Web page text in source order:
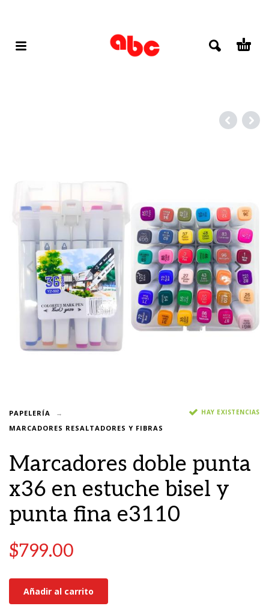
PAPELERÍA
MARCADORES RESALTADORES Y FIBRAS
HAY EXISTENCIAS
Marcadores doble punta
x36 en estuche bisel y
punta fina e3110
$799.00
Añadir al carrito